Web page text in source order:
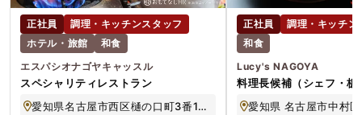
正社員
調理・キッチンスタッフ
ホテル・旅館
和食
エスパシオナゴヤキャッスル
スペシャリティレストラン
愛知県名古屋市⻄区樋の⼝町3番19号
正社員
調理・キッチン
和食
Lucy's NAGOYA
料理長候補（シェフ・板